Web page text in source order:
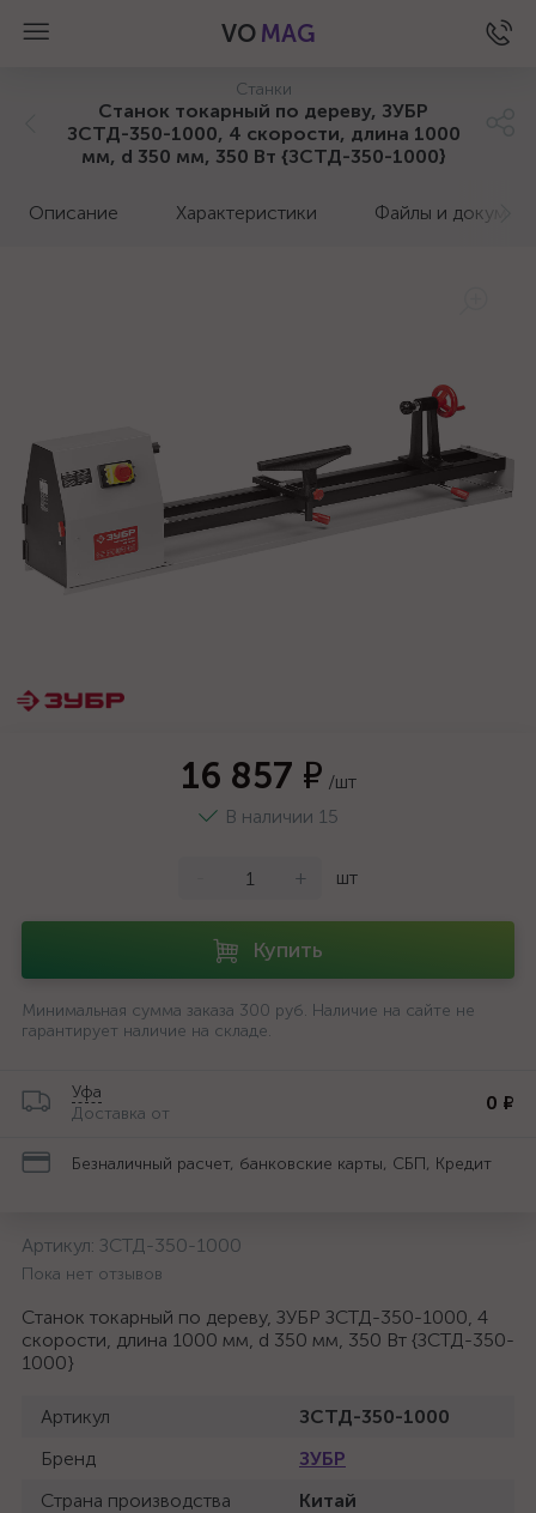
VO MAG
Станки
Станок токарный по дереву, ЗУБР
ЗСТД-350-1000, 4 скорости, длина 1000
мм, d 350 мм, 350 Вт {ЗСТД-350-1000}
Описание Характеристики Файлы и
16 857 ₽ /шт
В наличии 15
+ шт
Купить
Минимальная сумма заказа 300 руб. Наличие на сайте не
гарантирует наличие на складе.
Уфа
Доставка от
0 ₽
Безналичный расчет, банковские карты, СБП, Кредит
Артикул: ЗСТД-350-1000
Пока нет отзывов
Станок токарный по дереву, ЗУБР ЗСТД-350-1000, 4
скорости, длина 1000 мм, d 350 мм, 350 Вт {ЗСТД-350-
1000}
Артикул
ЗСТД-350-1000
Бренд
ЗУБР
Страна производства
Китай